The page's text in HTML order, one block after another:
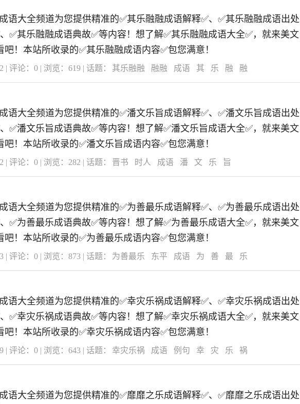
语大全频道为您提供精准的✅其乐融融成语解释✅、✅其乐融融成语出处
✅其乐融融成语典故✅等内容！想了解✅其乐融融成语大全✅，就来美文
！本站所收录的✅其乐融融成语内容✅包您满意！
| 评论： 0 | 浏览： 619 | 话题： 其乐融融 融融 成语 其 乐 融 融
语大全频道为您提供精准的✅潘文乐旨成语解释✅、✅潘文乐旨成语出处
✅潘文乐旨成语典故✅等内容！想了解✅潘文乐旨成语大全✅，就来美文
！本站所收录的✅潘文乐旨成语内容✅包您满意！
| 评论： 0 | 浏览： 282 | 话题： 晋书 时人 成语 潘 文 乐 旨
语大全频道为您提供精准的✅为善最乐成语解释✅、✅为善最乐成语出处
✅为善最乐成语典故✅等内容！想了解✅为善最乐成语大全✅，就来美文
！本站所收录的✅为善最乐成语内容✅包您满意！
| 评论： 0 | 浏览： 873 | 话题： 为善最乐 东平 成语 为 善 最 乐
语大全频道为您提供精准的✅幸灾乐祸成语解释✅、✅幸灾乐祸成语出处
✅幸灾乐祸成语典故✅等内容！想了解✅幸灾乐祸成语大全✅，就来美文
！本站所收录的✅幸灾乐祸成语内容✅包您满意！
| 评论： 0 | 浏览： 643 | 话题： 幸灾乐祸 成语 例句 幸 灾 乐 祸
语大全频道为您提供精准的✅靡靡之乐成语解释✅、✅靡靡之乐成语出处